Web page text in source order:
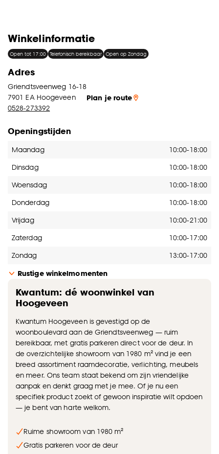
Winkelinformatie
Open tot 17:00 Telefonisch bereikbaar Open op Zondag
Adres
Griendtsveenweg 16-18
7901 EA Hoogeveen
0528-273392
Plan je route
Openingstijden
Openingstijden
Maandag 10:00-18:00
Dinsdag 10:00-18:00
Woensdag 10:00-18:00
Donderdag 10:00-18:00
Vrijdag 10:00-21:00
Zaterdag 10:00-17:00
Zondag 13:00-17:00
Rustige winkelmomenten
Kwantum: dé woonwinkel van
Hoogeveen
Kwantum Hoogeveen is gevestigd op de
woonboulevard aan de Griendtsveenweg — ruim
bereikbaar, met gratis parkeren direct voor de deur. In
de overzichtelijke showroom van 1980 m² vind je een
breed assortiment raamdecoratie, verlichting, meubels
en meer. Ons team staat bekend om zijn vriendelijke
aanpak en denkt graag met je mee. Of je nu een
specifiek product zoekt of gewoon inspiratie wilt opdoen
— je bent van harte welkom.
Ruime showroom van 1980 m²
Gratis parkeren voor de deur